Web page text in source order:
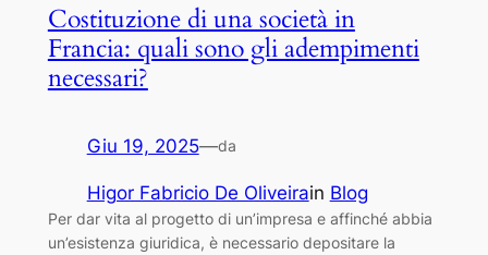
Costituzione di una società in
Francia: quali sono gli adempimenti
necessari?
Giu 19, 2025—da
Higor Fabricio De Oliveirain Blog
Per dar vita al progetto di un’impresa e affinché abbia
un’esistenza giuridica, è necessario depositare la